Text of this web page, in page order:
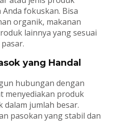
fokuskan. Bisa
organik, makanan
lainnya yang sesuai
yang Handal
hubungan dengan
menyediakan produk
dalam jumlah besar.
pasokan yang stabil dan